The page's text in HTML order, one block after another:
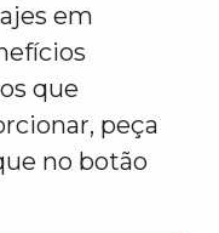
em
que
peça
no botão